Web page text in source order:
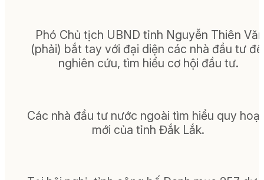
Phó Chủ tịch UBND tỉnh Nguyễn Thiên Văn
(phải) bắt tay với đại diện các nhà đầu tư
nghiên cứu, tìm hiểu cơ hội đầu tư.
Các nhà đầu tư nước ngoài tìm hiểu quy
mới của tỉnh Đắk Lắk.